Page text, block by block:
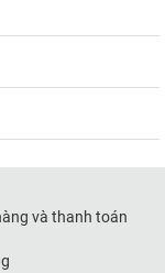
và thanh toán